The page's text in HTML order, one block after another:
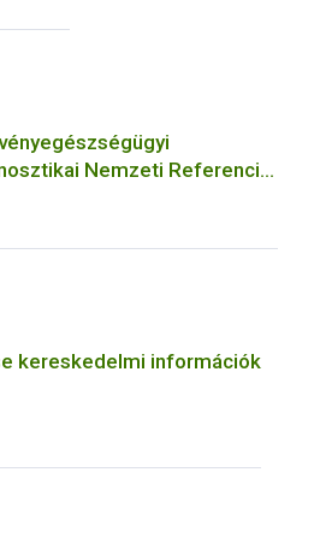
Nemzeti Referencia
kereskedelmi információk